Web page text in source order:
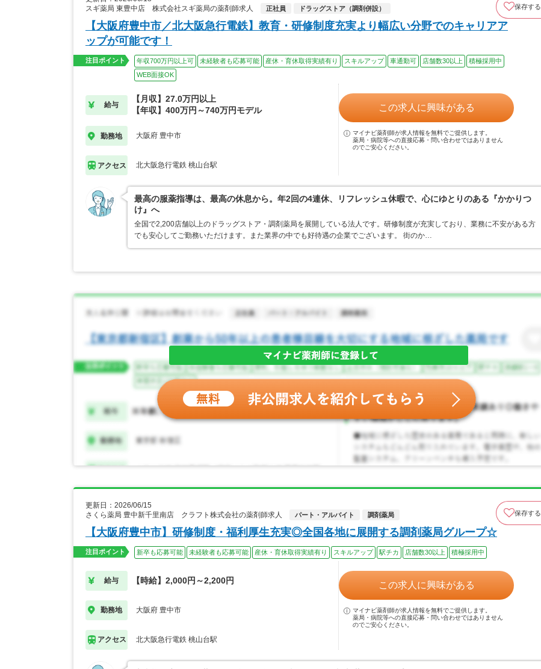
スギ薬局 東豊中店 株式会社スギ薬局の薬剤師求人
正社員 ドラッグストア（調剤併設） 保存する
【大阪府豊中市／北大阪急行電鉄】教育・研修制度充実より幅広い分野でのキャリアア
ップが可能です！
注目ポイント 年収700万円以上可 未経験者も応募可能 産休・育休取得実績有り スキルアップ 車通勤可 店舗数30以上
積極採用中
WEB面接OK
給与
【月収】27.0万円以上
【年収】400万円～740万円モデル
勤務地 大阪府 豊中市
アクセス 北大阪急行電鉄 桃山台駅
この求人に興味がある
マイナビ薬剤師が求人情報を無料でご提供します。
薬局・病院等への直接応募・問い合わせではありません
のでご安心ください。
最高の服薬指導は、最高の休息から。年2回の4連休、リフレッシュ休暇で、心にゆとりのある『かかりつ
け』へ
全国で2,200店舗以上のドラッグストア・調剤薬局を展開している法人です。研修制度が充実しており、業務に不安がある方
でも安心してご勤務いただけます。また業界の中でも好待遇の企業でございます。 街のか…
更新日：2026/06/15
さくら薬局 豊中新千里南店 クラフト株式会社の薬剤師求人
パート・アルバイト 調剤薬局 保存する
【大阪府豊中市】研修制度・福利厚生充実◎全国各地に展開する調剤薬局グループ☆
注目ポイント 新卒も応募可能 未経験者も応募可能 産休・育休取得実績有り スキルアップ 駅チカ 店舗数30以上 積極採用中
給与 【時給】2,000円～2,200円
勤務地 大阪府 豊中市
アクセス 北大阪急行電鉄 桃山台駅
この求人に興味がある
マイナビ薬剤師が求人情報を無料でご提供します。
薬局・病院等への直接応募・問い合わせではありません
のでご安心ください。